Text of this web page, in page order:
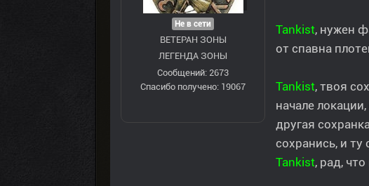
Не в сети
ВЕТЕРАН ЗOНЫ
ЛЕГЕНДА ЗОНЫ
Сообщений: 2673
Спасибо получено: 19067
Tankist, нужен
от спавна
Tankist, твоя
начале
другая
сохранись, и
Tankist, рад,